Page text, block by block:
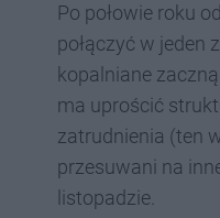
Po połowie roku
połączyć w jeden
kopalniane
ma uprościć
zatrudnienia (ten
przesuwani na
listopadzie.